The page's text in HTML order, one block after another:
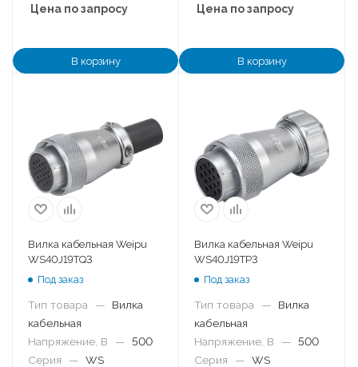
Цена по запросу
В корзину
Цена по запросу
В корзину
Вилка кабельная Weipu
WS40J19TQ3
Под заказ
Тип товара —
Вилка
кабельная
Напряжение, В
— 500
Серия
— WS
Вилка кабельная Weipu
WS40J19TP3
Под заказ
Тип товара —
Вилка
кабельная
Напряжение, В
— 500
Серия
— WS